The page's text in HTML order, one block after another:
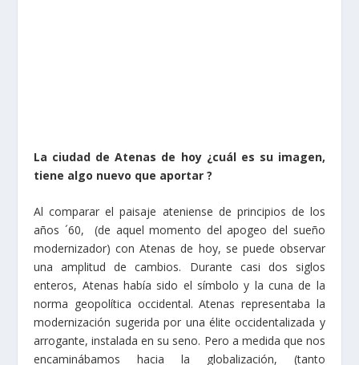
La ciudad de Atenas de hoy ¿cuál es su imagen,
Al comparar el paisaje ateniense de principios de los
años ´60, (de aquel momento del apogeo del sueño
modernizador) con Atenas de hoy, se puede observar
una amplitud de cambios. Durante casi dos siglos
enteros, Atenas había sido el símbolo y la cuna de la
norma geopolítica occidental. Atenas representaba la
modernización sugerida por una élite occidentalizada y
arrogante, instalada en su seno. Pero a medida que nos